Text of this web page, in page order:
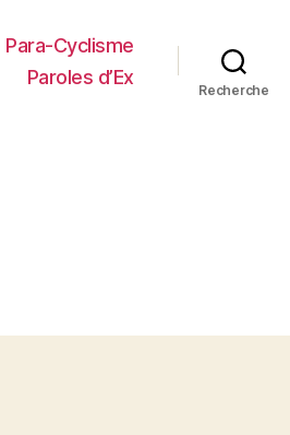
Para-Cyclisme
Paroles d’Ex
Recherche